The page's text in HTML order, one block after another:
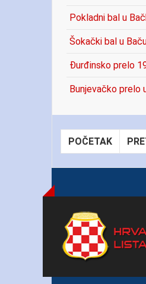
Pokladni bal u
Šokački bal u
Đurđinsko prelo
Bunjevačko prelo
POČETAK